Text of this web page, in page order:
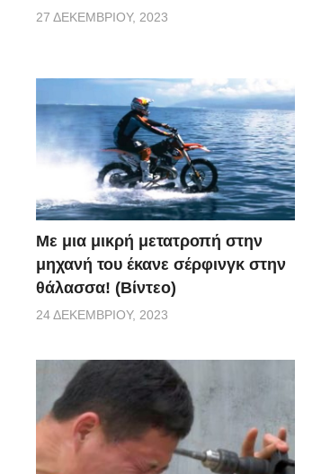
27 ΔΕΚΕΜΒΡΊΟΥ, 2023
Με μια μικρή μετατροπή στην
μηχανή του έκανε σέρφινγκ στην
θάλασσα! (Βίντεο)
24 ΔΕΚΕΜΒΡΊΟΥ, 2023